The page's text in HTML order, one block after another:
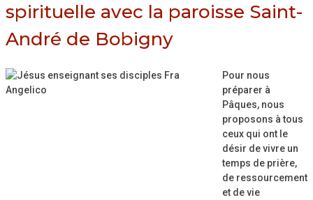
spirituelle avec la paroisse Saint-
André de Bobigny
Pour nous
préparer à
Pâques, nous
proposons à tous
ceux qui ont le
désir de vivre un
temps de prière,
de ressourcement
et de vie